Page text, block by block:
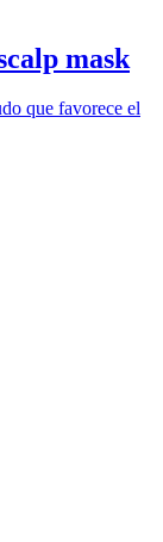
mask
que favorece el